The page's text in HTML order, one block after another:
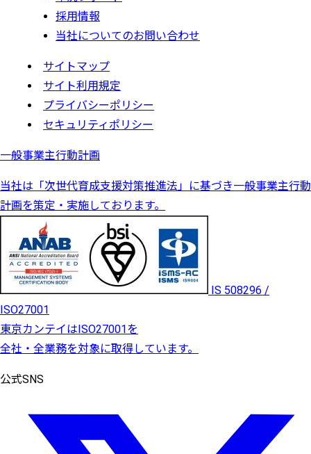
採用情報
当社についてのお問い合わせ
サイトマップ
サイト利用規定
プライバシーポリシー
セキュリティポリシー
一般事業主行動計画
当社は「次世代育成支援対策推進法」に基づき一般事業主行動
計画を策定・実施しております。
IS 508296 /
ISO27001
東京カンテイはISO27001を
全社・全業務を対象に取得しています。
公式SNS